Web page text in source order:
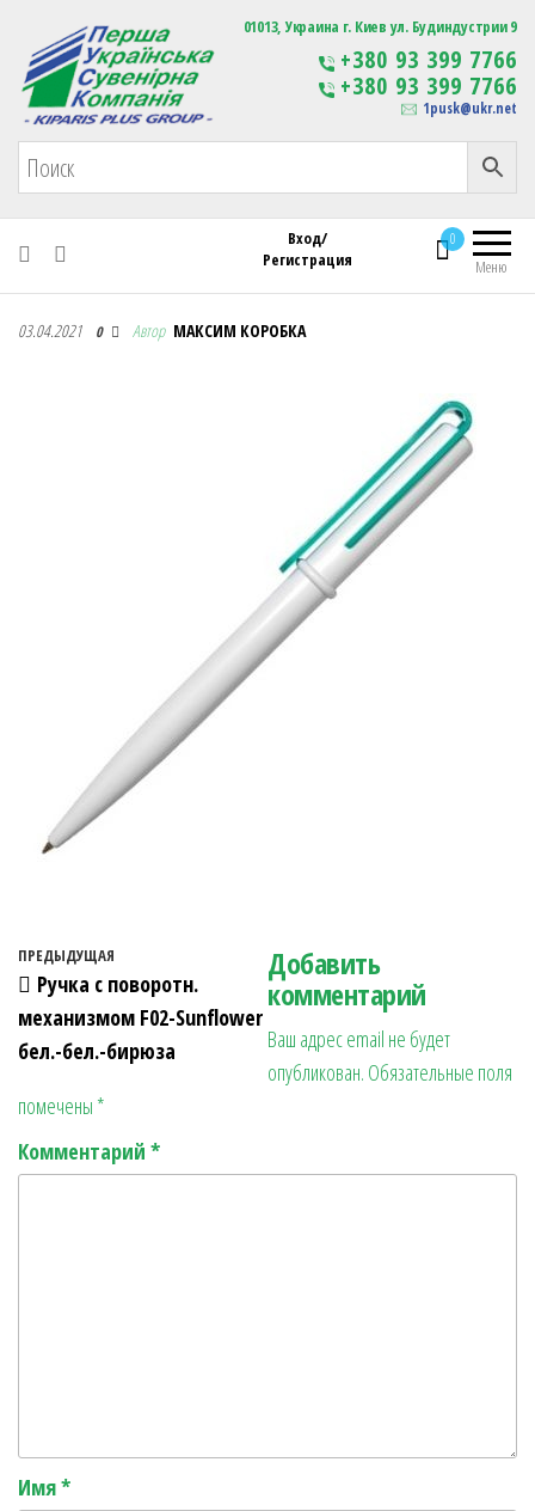
Первая Украинская Сувенирная Компания Изготовление
сувенирной продукции
с логотипом
01013, Украина г. Киев ул. Будиндустрии 9
+380 93 399 7766
+380 93 399 7766
1pusk@ukr.net
Меню
0
Вход/
Регистрация
Первая Украинская Сувенирная Компания
03.04.2021 0 Автор МАКСИМ КОРОБКА
Навигация по записям
Предыдущая запись
ПРЕДЫДУЩАЯ
Ручка с поворотн.
механизмом F02-Sunflower
бел.-бел.-бирюза
Добавить
комментарий
Ваш адрес email не будет
опубликован. Обязательные поля
помечены *
Комментарий *
Имя*